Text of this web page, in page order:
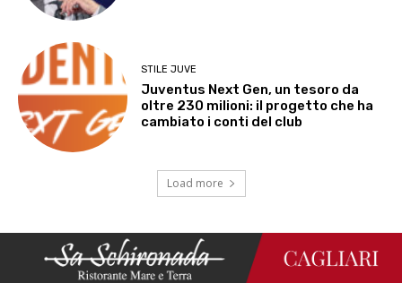
STILE JUVE
Juventus Next Gen, un tesoro da
oltre 230 milioni: il progetto che ha
cambiato i conti del club
Load more